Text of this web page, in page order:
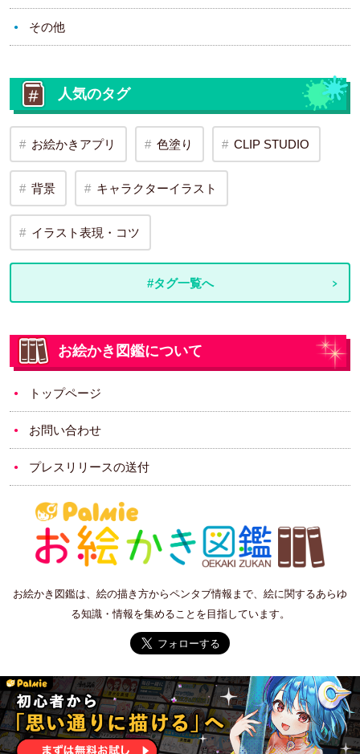
その他
人気のタグ
お絵かきアプリ 色塗り CLIP STUDIO
背景 キャラクターイラスト
イラスト表現・コツ
#タグ一覧へ
お絵かき図鑑について
トップページ
お問い合わせ
プレスリリースの送付
お絵かき図鑑は、絵の描き方からペンタブ情報まで、絵に関するあらゆ
る知識・情報を集めることを目指しています。